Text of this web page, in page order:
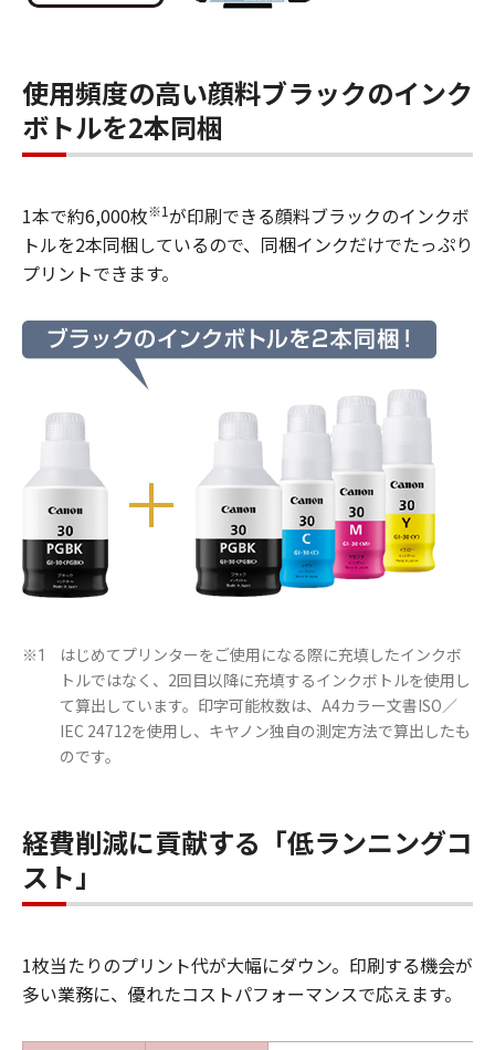
使用頻度の高い顔料ブラックのインク
ボトルを2本同梱
1本で約6,000枚※1が印刷できる顔料ブラックのインクボ
トルを2本同梱しているので、同梱インクだけでたっぷり
プリントできます。
※1
はじめてプリンターをご使用になる際に充填したインクボ
トルではなく、2回目以降に充填するインクボトルを使用し
て算出しています。印字可能枚数は、A4カラー文書ISO／
IEC 24712を使用し、キヤノン独自の測定方法で算出したも
のです。
経費削減に貢献する「低ランニングコ
スト」
1枚当たりのプリント代が大幅にダウン。印刷する機会が
多い業務に、優れたコストパフォーマンスで応えます。